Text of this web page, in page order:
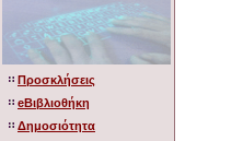
Προσκλήσεις
eΒιβλιοθήκη
Δημοσιότητα